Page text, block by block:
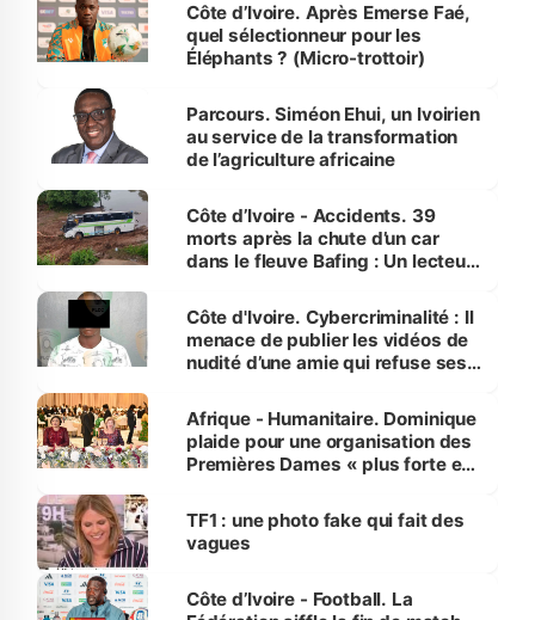
Côte d’Ivoire. Après Emerse Faé,
quel sélectionneur pour les
Éléphants ? (Micro-trottoir)
Parcours. Siméon Ehui, un Ivoirien
au service de la transformation
de l’agriculture africaine
Côte d’Ivoire - Accidents. 39
morts après la chute d’un car
dans le fleuve Bafing : Un lecteur
des Transports
Côte d'Ivoire. Cybercriminalité : Il
menace de publier les vidéos de
nudité d’une amie qui refuse ses
Afrique - Humanitaire. Dominique
plaide pour une organisation des
Premières Dames « plus forte et
sur la scène internationale »
TF1 : une photo fake qui fait des
vagues
Côte d’Ivoire - Football. La